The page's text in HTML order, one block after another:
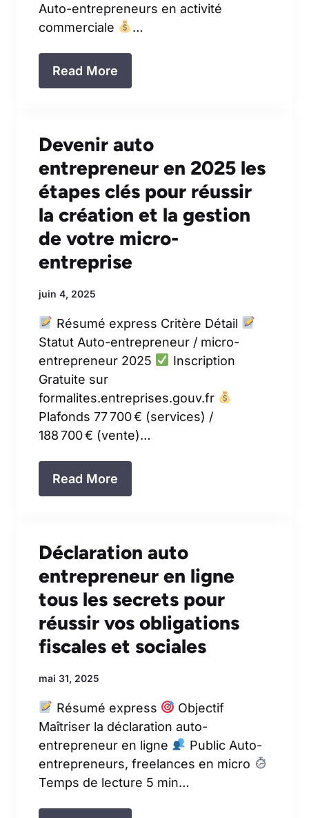
Auto-entrepreneurs en activité
commerciale
…
Read More
Devenir auto
entrepreneur en 2025 les
étapes clés pour réussir
la création et la gestion
de votre micro-
entreprise
juin 4, 2025
Résumé express Critère Détail
Statut Auto-entrepreneur / micro-
entrepreneur 2025
Inscription
Gratuite sur
formalites.entreprises.gouv.fr
Plafonds 77 700 € (services) /
188 700 € (vente)…
Read More
Déclaration auto
entrepreneur en ligne
tous les secrets pour
réussir vos obligations
fiscales et sociales
mai 31, 2025
Résumé express
Objectif
Maîtriser la déclaration auto-
entrepreneur en ligne
Public Auto-
entrepreneurs, freelances en micro
Temps de lecture 5 min…